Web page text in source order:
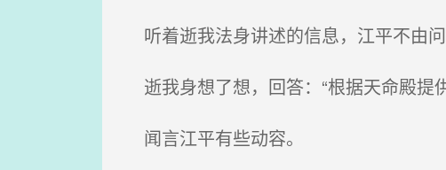
听着逝我法身讲述的信息，江平不由问
逝我身想了想，回答：“根据天命殿提
闻言江平有些动容。